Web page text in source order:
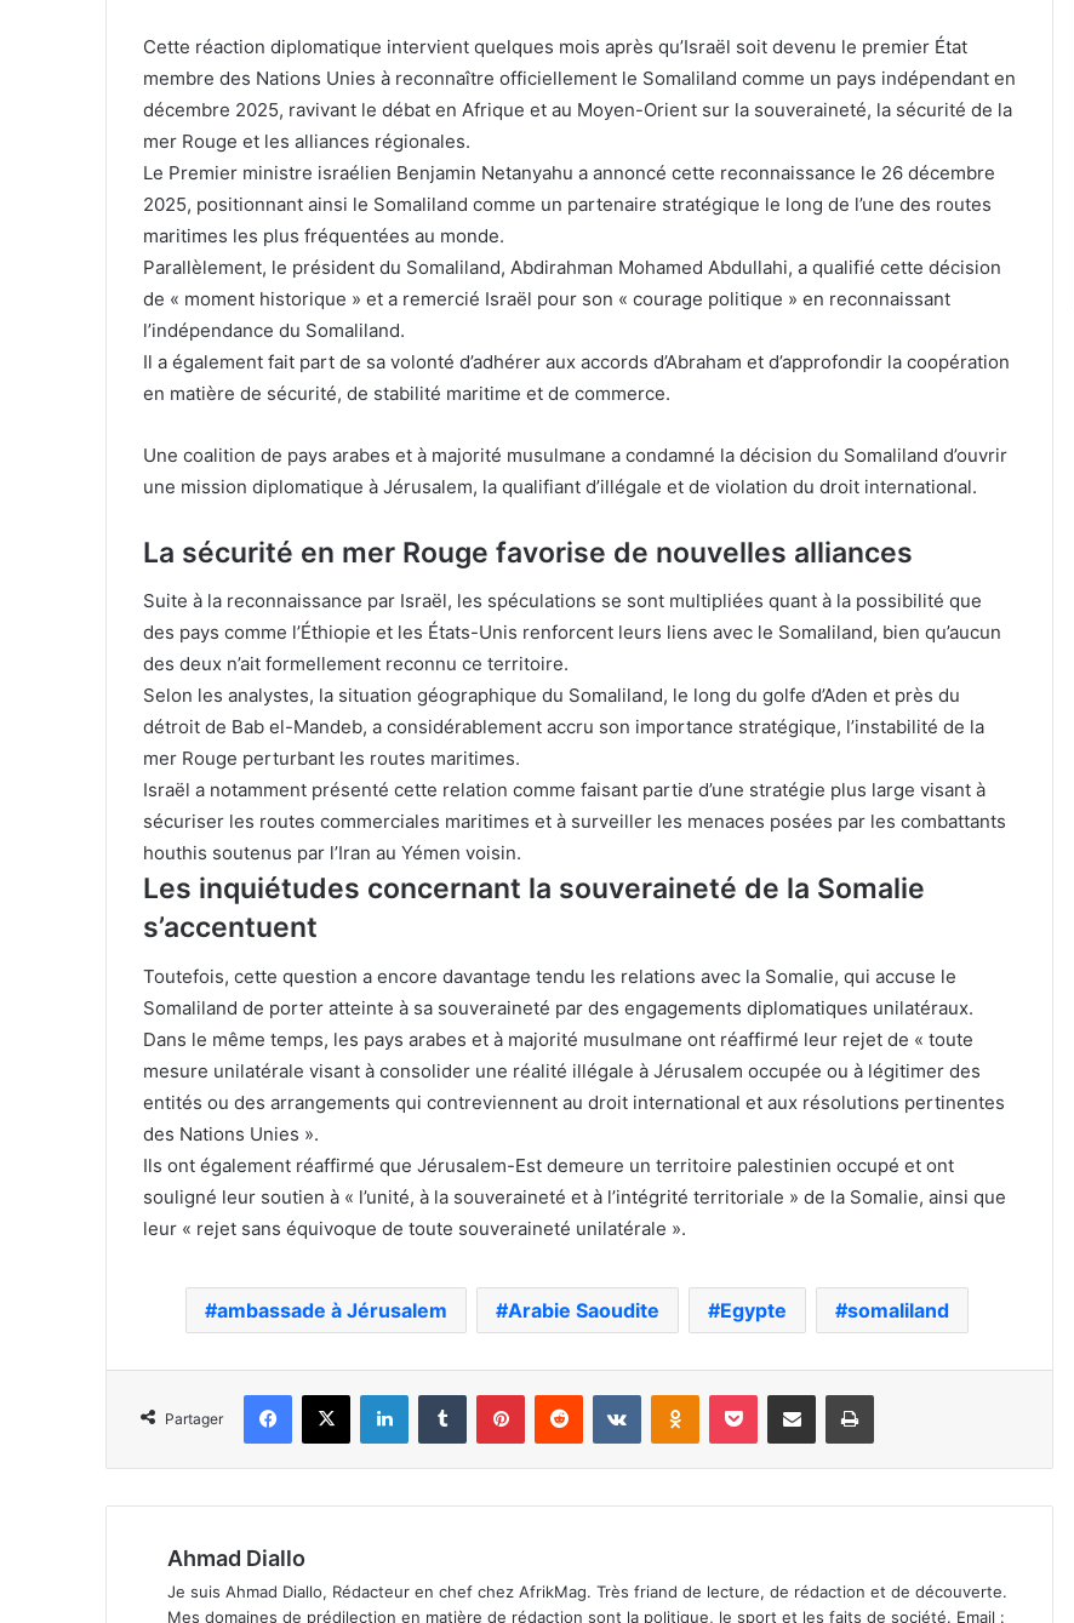
Cette réaction diplomatique intervient quelques mois après qu’Israël soit devenu le premier État
membre des Nations Unies à reconnaître officiellement le Somaliland comme un pays indépendant en
décembre 2025, ravivant le débat en Afrique et au Moyen-Orient sur la souveraineté, la sécurité de la
mer Rouge et les alliances régionales.
Le Premier ministre israélien Benjamin Netanyahu a annoncé cette reconnaissance le 26 décembre
2025, positionnant ainsi le Somaliland comme un partenaire stratégique le long de l’une des routes
maritimes les plus fréquentées au monde.
Parallèlement, le président du Somaliland, Abdirahman Mohamed Abdullahi, a qualifié cette décision
de « moment historique » et a remercié Israël pour son « courage politique » en reconnaissant
l’indépendance du Somaliland.
Il a également fait part de sa volonté d’adhérer aux accords d’Abraham et d’approfondir la coopération
en matière de sécurité, de stabilité maritime et de commerce.
Une coalition de pays arabes et à majorité musulmane a condamné la décision du Somaliland d’ouvrir
une mission diplomatique à Jérusalem, la qualifiant d’illégale et de violation du droit international.
La sécurité en mer Rouge favorise de nouvelles alliances
Suite à la reconnaissance par Israël, les spéculations se sont multipliées quant à la possibilité que
des pays comme l’Éthiopie et les États-Unis renforcent leurs liens avec le Somaliland, bien qu’aucun
des deux n’ait formellement reconnu ce territoire.
Selon les analystes, la situation géographique du Somaliland, le long du golfe d’Aden et près du
détroit de Bab el-Mandeb, a considérablement accru son importance stratégique, l’instabilité de la
mer Rouge perturbant les routes maritimes.
Israël a notamment présenté cette relation comme faisant partie d’une stratégie plus large visant à
sécuriser les routes commerciales maritimes et à surveiller les menaces posées par les combattants
houthis soutenus par l’Iran au Yémen voisin.
Les inquiétudes concernant la souveraineté de la Somalie
s’accentuent
Toutefois, cette question a encore davantage tendu les relations avec la Somalie, qui accuse le
Somaliland de porter atteinte à sa souveraineté par des engagements diplomatiques unilatéraux.
Dans le même temps, les pays arabes et à majorité musulmane ont réaffirmé leur rejet de « toute
mesure unilatérale visant à consolider une réalité illégale à Jérusalem occupée ou à légitimer des
entités ou des arrangements qui contreviennent au droit international et aux résolutions pertinentes
des Nations Unies ».
Ils ont également réaffirmé que Jérusalem-Est demeure un territoire palestinien occupé et ont
souligné leur soutien à « l’unité, à la souveraineté et à l’intégrité territoriale » de la Somalie, ainsi que
leur « rejet sans équivoque de toute souveraineté unilatérale ».
ambassade à Jérusalem Arabie Saoudite Egypte somaliland
Partager
Facebook
X LinkedinTumblr PinterestReddit VKontakteOdnoklassniki
Pocket Partager par email Imprimer
Ahmad Diallo
Je suis Ahmad Diallo, Rédacteur en chef chez AfrikMag. Très friand de lecture, de rédaction et de découverte.
Mes domaines de prédilection en matière de rédaction sont la politique, le sport et les faits de société. Email :